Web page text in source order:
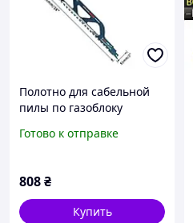
Полотно для сабельной
пилы по газоблоку
Готово к отправке
808₴
Купить